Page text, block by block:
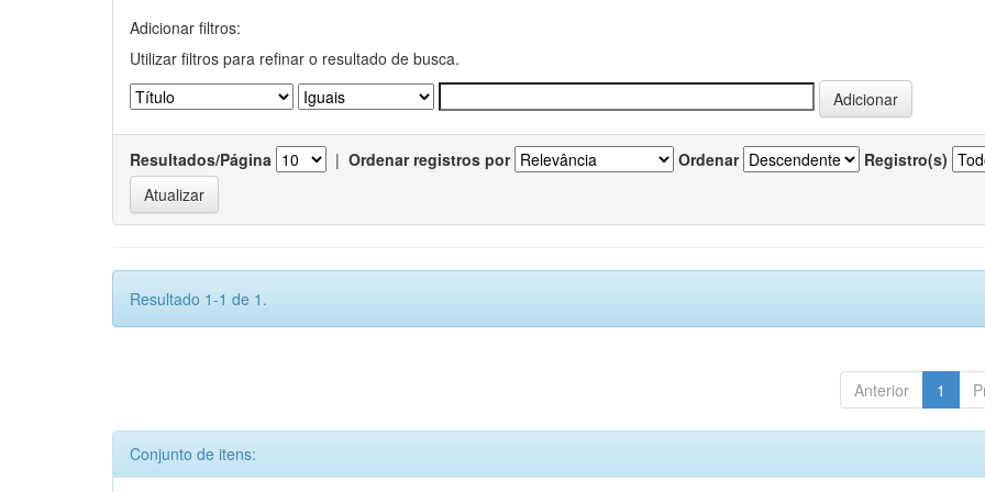
Adicionar filtros:
Utilizar filtros para refinar o resultado de busca.
Resultados/Página | Ordenar registros por Ordenar Registro(s)
Resultado 1-1 de 1.
Anterior 1
Conjunto de itens: